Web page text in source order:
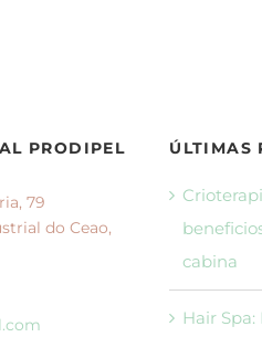
PRODIPEL
79
do Ceao,
ÚLTIMAS
cabina
Hair